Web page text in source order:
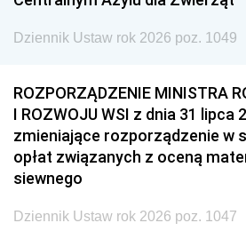
Dziennik Ustaw rok 2026 poz. 1049
ROZPORZĄDZENIE MINISTRA
I ROZWOJU WSI z dnia 31 lipca
zmieniające rozporządzenie w
opłat związanych z oceną
siewnego
Dziennik Ustaw rok 2026 poz. 1047